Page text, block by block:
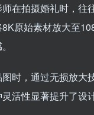
在拍摄婚礼时，
原始素材放大至
时，通过无损放
活性显著提升了设